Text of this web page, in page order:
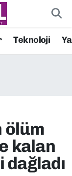
Teknoloji
ölüm
kalan